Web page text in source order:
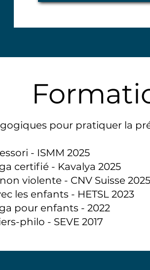
pour pratiquer la
- ISMM 2025
certifié - Kavalya 2025
violente - CNV Suisse 2025
les enfants - HETSL 2023
pour enfants - 2022
philo - SEVE 2017